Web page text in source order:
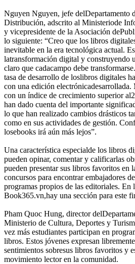
Nguyen Nguyen, jefe delDepartamento
Distribución, adscrito al Ministeriode
y vicepresidente de la Asociación
lo siguiente: “Creo que los libros
inevitable en la era tecnológica actual.
latransformación digital y construyendo
claro que cadacampo debe
tasa de desarrollo de loslibros digitales
con una edición electrónicadesarrollada.
con un índice de crecimiento superior
han dado cuenta del importante
lo que han realizado cambios drásticos
como en sus actividades de gestión.
losebooks irá aún más lejos”.
Una característica especialde los libros
pueden opinar, comentar y calificarlas
pueden presentar sus libros favoritos en
concursos para encontrar embajadores
programas propios de las editoriales. En
Book365.vn,hay una sección para este
Pham Quoc Hung, director
Ministerio de Cultura, Deportes y
vez más estudiantes participan en
libros. Estos jóvenes expresan
sentimientos sobresus libros favoritos y
movimiento lector en la comunidad.